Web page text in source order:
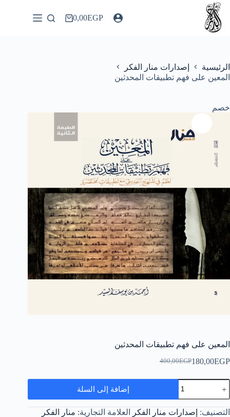
التجاوز
المحتوى
عربة0,00EGP
الرئيسية
إصدارات منار الفكر
المعين على فهم تطبيقات المحدثين
خصم
المعين على فهم تطبيقات المحدثين
400,00EGP
السعر
400,00EGP.
180,00EGP
السعر
180,00EGP.
كمية
المعين
على
فهم
إضافة إلى السلة
التصنيف: إصدارات منار الفكر العلامة التجارية: منار الفكر